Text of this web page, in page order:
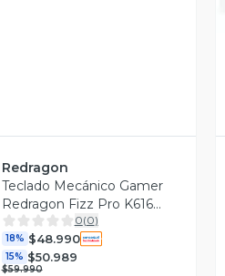
Redragon
Teclado Mecánico Gamer
Redragon Fizz Pro K616
RGB Switch Red -
Compacto 60% - Rosado
con Blanco - Es
0(0)
18% $48.990
15% $50.989
$59.990